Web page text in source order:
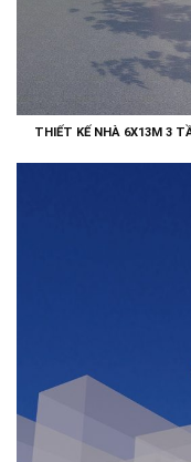
THIẾT KẾ NHÀ 6X13M 3